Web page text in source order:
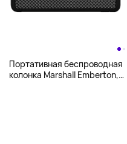
Портативная беспроводная
колонка Marshall Emberton,